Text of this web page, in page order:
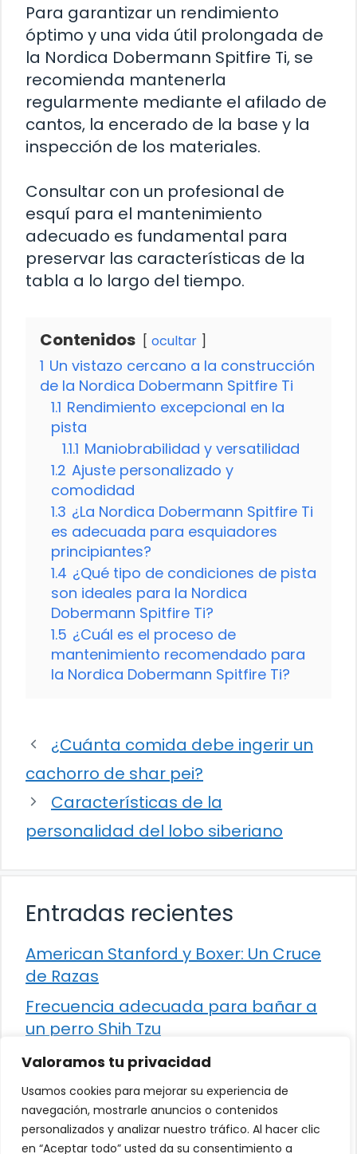
Valoramos tu privacidad
Usamos cookies para mejorar su experiencia de
navegación, mostrarle anuncios o contenidos
personalizados y analizar nuestro tráfico. Al hacer clic
en “Aceptar todo” usted da su consentimiento a
Para garantizar un rendimiento
óptimo y una vida útil prolongada de
la Nordica Dobermann Spitfire Ti, se
recomienda mantenerla
regularmente mediante el afilado de
cantos, la encerado de la base y la
inspección de los materiales.
Consultar con un profesional de
esquí para el mantenimiento
adecuado es fundamental para
preservar las características de la
tabla a lo largo del tiempo.
Contenidos ocultar
1 Un vistazo cercano a la construcción
de la Nordica Dobermann Spitfire Ti
1.1 Rendimiento excepcional en la
pista
1.1.1 Maniobrabilidad y versatilidad
1.2 Ajuste personalizado y
comodidad
1.3 ¿La Nordica Dobermann Spitfire Ti
es adecuada para esquiadores
principiantes?
1.4 ¿Qué tipo de condiciones de pista
son ideales para la Nordica
Dobermann Spitfire Ti?
1.5 ¿Cuál es el proceso de
mantenimiento recomendado para
la Nordica Dobermann Spitfire Ti?
¿Cuánta comida debe ingerir un
cachorro de shar pei?
Características de la
personalidad del lobo siberiano
Entradas recientes
American Stanford y Boxer: Un Cruce
de Razas
Frecuencia adecuada para bañar a
un perro Shih Tzu
Comparación entre Apache Storm y
Spark Streaming
Cómo detener la diarrea en un gato
¿Los frutos rojos son seguros para